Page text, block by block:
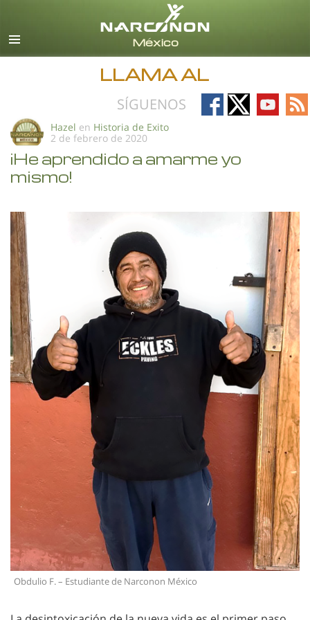
Español
Todas las Regiones/Idiomas
LLAMA AL
SÍGUENOS
Follow
on
Follow
on
Follow
on
on
Hazel en Historia de Exito
2 de febrero de 2020
¡He aprendido a amarme yo
mismo!
Obdulio F. – Estudiante de Narconon México